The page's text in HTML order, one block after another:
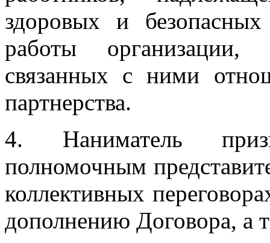
здоровых и
работы организации,
связанных с ними
партнерства.
4. Наниматель
полномочным
коллективных
дополнению Договора, а